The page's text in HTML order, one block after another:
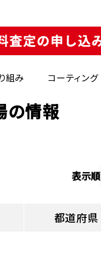
組み コーティング
の情報
表示順
都道府県